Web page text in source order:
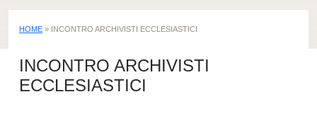
HOME » INCONTRO ARCHIVISTI ECCLESIASTICI
INCONTRO ARCHIVISTI
ECCLESIASTICI